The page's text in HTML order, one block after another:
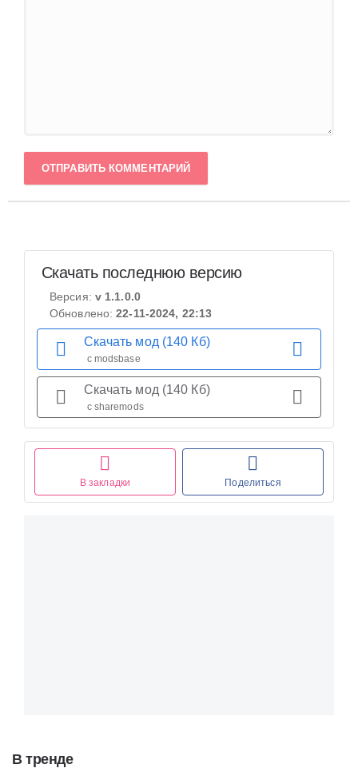
ОТПРАВИТЬ КОММЕНТАРИЙ
В закладки Поделиться
Скачать последнюю версию
Версия: v 1.1.0.0
Обновлено:22-11-2024, 22:13
Скачать мод (140 Кб)
с modsbase
Скачать мод (140 Кб)
с sharemods
В тренде